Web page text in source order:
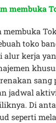
membuka
toko
alur kerja
sang
jadwal
Di
seperti